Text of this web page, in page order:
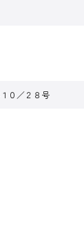
０／２８号